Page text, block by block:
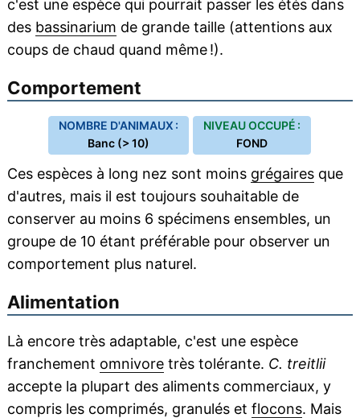
c'est une espèce qui pourrait passer les étés dans
des bassinarium de grande taille (attentions aux
coups de chaud quand même !).
Comportement
NOMBRE D'ANIMAUX :
Banc (> 10)
NIVEAU OCCUPÉ :
FOND
Ces espèces à long nez sont moins grégairesque
d'autres, mais il est toujours souhaitable de
conserver au moins 6 spécimens ensembles, un
groupe de 10 étant préférable pour observer un
comportement plus naturel.
Alimentation
Là encore très adaptable, c'est une espèce
franchement omnivoretrès tolérante. C. treitlii
accepte la plupart des aliments commerciaux, y
compris les comprimés, granulés et flocons. Mais